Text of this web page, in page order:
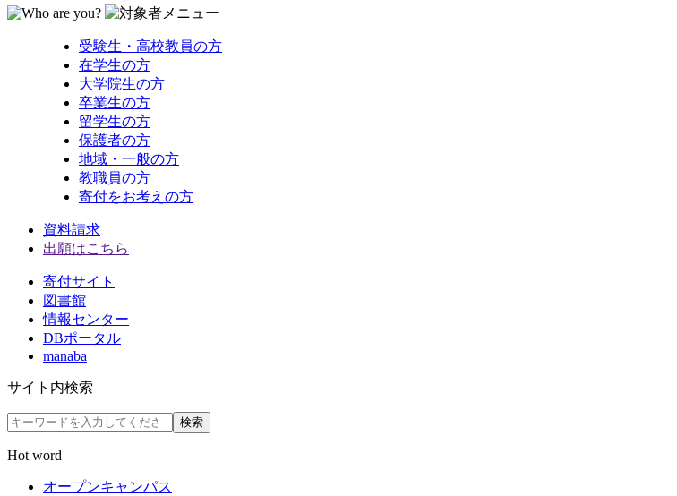
受験生・高校教員の方
在学生の方
大学院生の方
卒業生の方
留学生の方
保護者の方
地域・一般の方
教職員の方
寄付をお考えの方
資料請求
出願はこちら
寄付サイト
図書館
情報センター
DBポータル
manaba
サイト内検索
検索
Hot word
オープンキャンパス